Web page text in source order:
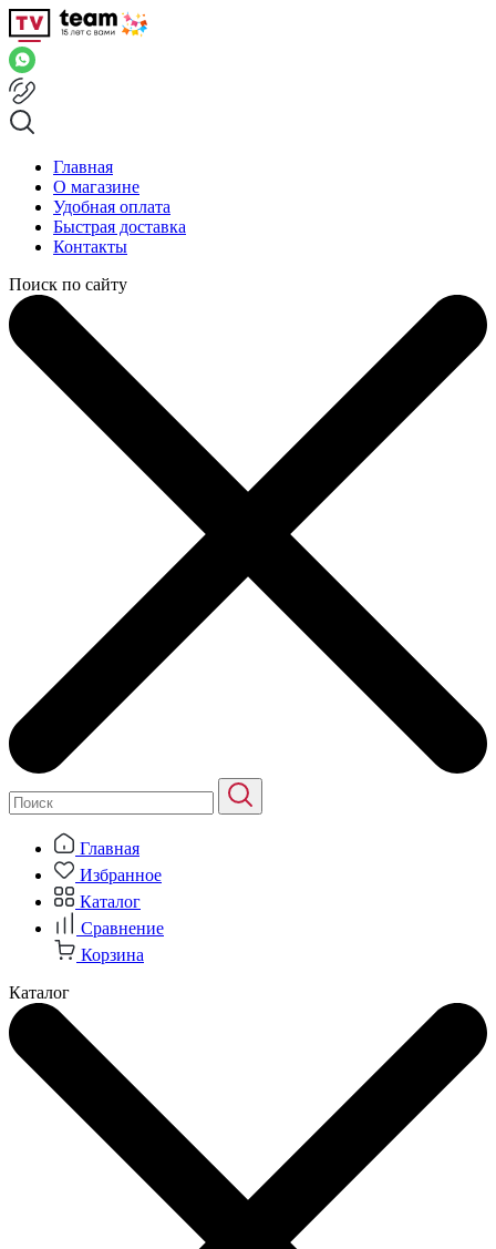
Главная
О магазине
Удобная оплата
Быстрая доставка
Контакты
Поиск по сайту
Главная
Избранное
Каталог
Сравнение
Корзина
Каталог